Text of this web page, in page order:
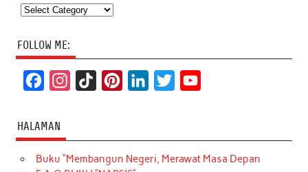
Categories
FOLLOW ME:
c
e
b
t
a
T
o
t
e
k
e
t
t
T
u
HALAMAN
Buku “Membangun Negeri, Merawat Masa Depan